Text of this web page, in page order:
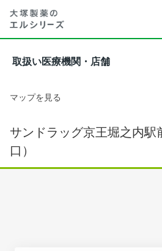
取扱い医療機関・店舗
マップを見る
サンドラッグ京王堀之内
口）